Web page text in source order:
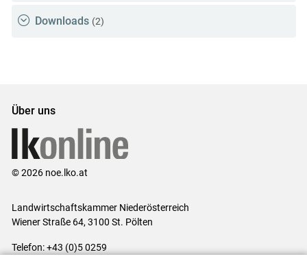
Downloads (2)
Über uns
© 2026 noe.lko.at
Landwirtschaftskammer Niederösterreich
Wiener Straße 64, 3100 St. Pölten
Telefon: +43 (0)5 0259